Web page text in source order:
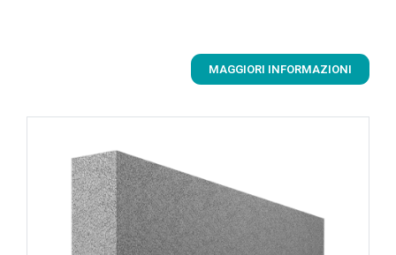
MAGGIORI INFORMAZIONI